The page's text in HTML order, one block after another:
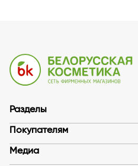
Разделы
Покупателям
Медиа